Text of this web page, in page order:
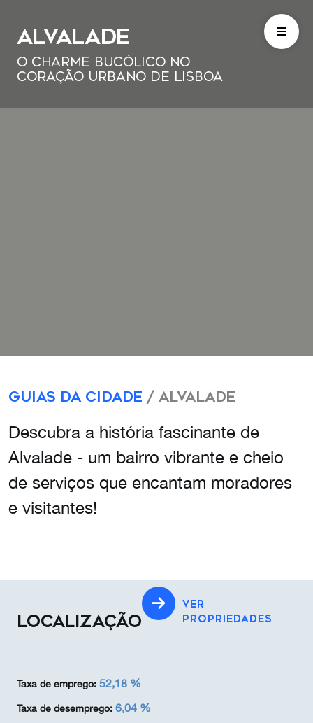
Alvalade
O Charme Bucólico no
Coração Urbano de Lisboa
Guias da Cidade / Alvalade
Descubra a história fascinante de
Alvalade - um bairro vibrante e cheio
de serviços que encantam moradores
e visitantes!
LOCALIZAÇÃO
VER
PROPRIEDADES
Taxa de emprego: 52,18 %
Taxa de desemprego: 6,04 %